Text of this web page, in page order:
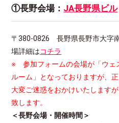
①長野会場： JA長野県ビル
〒380-0826 長野県長野市大字
場詳細はコチラ
※ 参加フォームの会場が「ウェ
ルーム」となっておりますが、
大変ご迷惑をおかけいたします
致します。
＜長野会場・開催時間＞